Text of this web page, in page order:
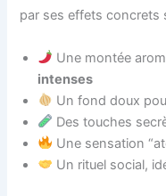
par ses effets concrets
Une montée
intenses
Un fond doux
Des touches
Une sensation
Un rituel social,